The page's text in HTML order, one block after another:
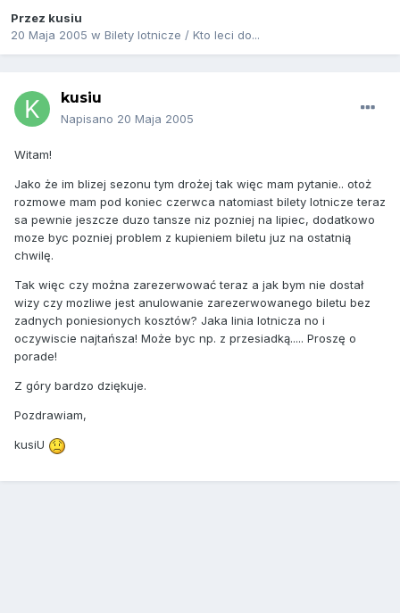
Przez kusiu
20 Maja 2005 w Bilety lotnicze / Kto leci do...
kusiu
Napisano 20 Maja 2005
Witam!
Jako że im blizej sezonu tym drożej tak więc mam pytanie.. otoż
rozmowe mam pod koniec czerwca natomiast bilety lotnicze teraz
sa pewnie jeszcze duzo tansze niz pozniej na lipiec, dodatkowo
moze byc pozniej problem z kupieniem biletu juz na ostatnią
chwilę.
Tak więc czy można zarezerwować teraz a jak bym nie dostał
wizy czy mozliwe jest anulowanie zarezerwowanego biletu bez
zadnych poniesionych kosztów? Jaka linia lotnicza no i
oczywiscie najtańsza! Może byc np. z przesiadką..... Proszę o
porade!
Z góry bardzo dziękuje.
Pozdrawiam,
kusiU